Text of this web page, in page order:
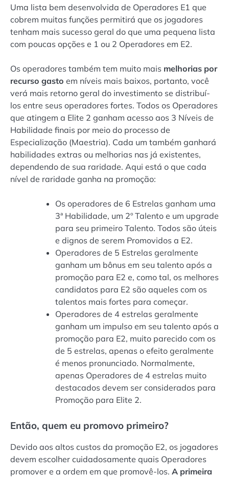
Uma lista bem desenvolvida de Operadores E1 que
cobrem muitas funções permitirá que os jogadores
tenham mais sucesso geral do que uma pequena lista
com poucas opções e 1 ou 2 Operadores em E2.
Os operadores também tem muito mais melhorias por
recurso gasto em níveis mais baixos, portanto, você
verá mais retorno geral do investimento se distribuí-
los entre seus operadores fortes. Todos os Operadores
que atingem a Elite 2 ganham acesso aos 3 Níveis de
Habilidade finais por meio do processo de
Especialização (Maestria). Cada um também ganhará
habilidades extras ou melhorias nas já existentes,
dependendo de sua raridade. Aqui está o que cada
nível de raridade ganha na promoção:
Os operadores de 6 Estrelas ganham uma
3ª Habilidade, um 2º Talento e um upgrade
para seu primeiro Talento. Todos são úteis
e dignos de serem Promovidos a E2.
Operadores de 5 Estrelas geralmente
ganham um bônus em seu talento após a
promoção para E2 e, como tal, os melhores
candidatos para E2 são aqueles com os
talentos mais fortes para começar.
Operadores de 4 estrelas geralmente
ganham um impulso em seu talento após a
promoção para E2, muito parecido com os
de 5 estrelas, apenas o efeito geralmente
é menos pronunciado. Normalmente,
apenas Operadores de 4 estrelas muito
destacados devem ser considerados para
Promoção para Elite 2.
Então, quem eu promovo primeiro?
Devido aos altos custos da promoção E2, os jogadores
devem escolher cuidadosamente quais Operadores
promover e a ordem em que promovê-los. A primeira